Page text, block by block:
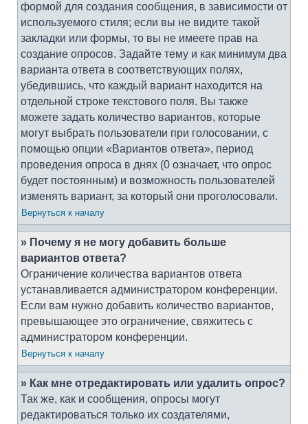
формой для создания сообщения, в зависимости от
используемого стиля; если вы не видите такой
закладки или формы, то вы не имеете прав на
создание опросов. Задайте тему и как минимум два
варианта ответа в соответствующих полях,
убедившись, что каждый вариант находится на
отдельной строке текстового поля. Вы также
можете задать количество вариантов, которые
могут выбрать пользователи при голосовании, с
помощью опции «Вариантов ответа», период
проведения опроса в днях (0 означает, что опрос
будет постоянным) и возможность пользователей
изменять вариант, за который они проголосовали.
Вернуться к началу
» Почему я не могу добавить больше
вариантов ответа?
Ограничение количества вариантов ответа
устанавливается администратором конференции.
Если вам нужно добавить количество вариантов,
превышающее это ограничение, свяжитесь с
администратором конференции.
Вернуться к началу
» Как мне отредактировать или удалить опрос?
Так же, как и сообщения, опросы могут
редактироваться только их создателями,